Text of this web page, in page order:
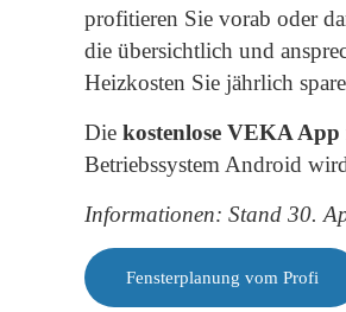
profitieren Sie vorab oder
die übersichtlich und
Heizkosten Sie jährlich
Die kostenlose VEKA
Betriebssystem Android
Informationen: Stand 30.
Fensterplanung vom Profi